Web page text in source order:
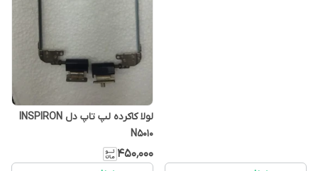
لولا کاکرده لپ تاپ دل INSPIRON
N5010
۴۵۰٬۰۰۰